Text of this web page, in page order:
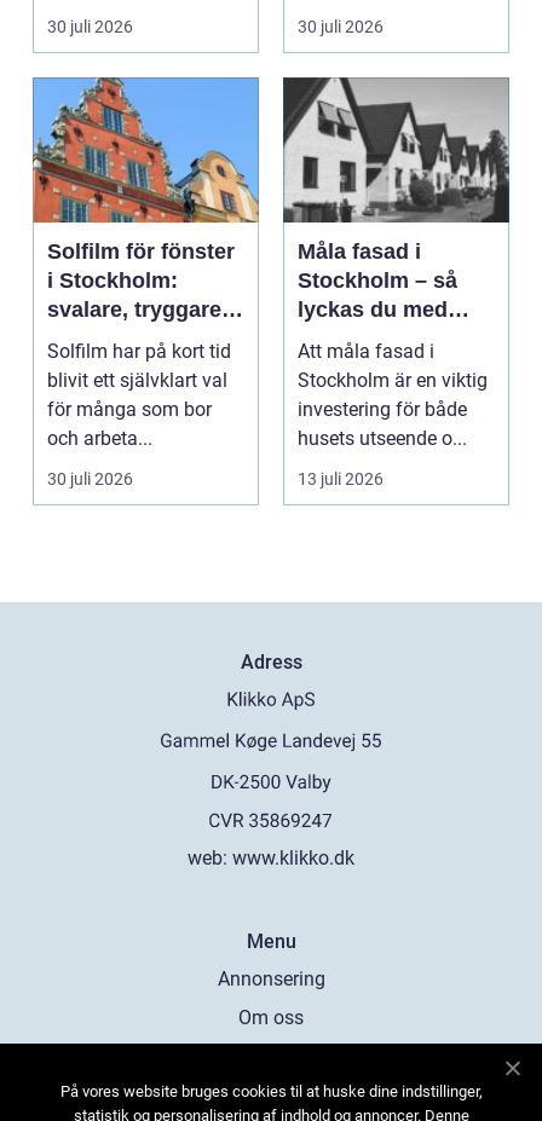
lägre uppvärmningsk...
30 juli 2026
stället för genom...
30 juli 2026
Solfilm för fönster
i Stockholm:
svalare, tryggare
och mer privat
inomhusmiljö
Solfilm har på kort tid
blivit ett självklart val
för många som bor
och arbeta...
30 juli 2026
Måla fasad i
Stockholm – så
lyckas du med
fasadmålning i
Stockholm
Att måla fasad i
Stockholm är en viktig
investering för både
husets utseende o...
13 juli 2026
Adress
web: www.klikko.dk
Menu
Annonsering
Om oss
Kontakta oss
På vores website bruges cookies til at huske dine indstillinger,
statistik og personalisering af indhold og annoncer. Denne